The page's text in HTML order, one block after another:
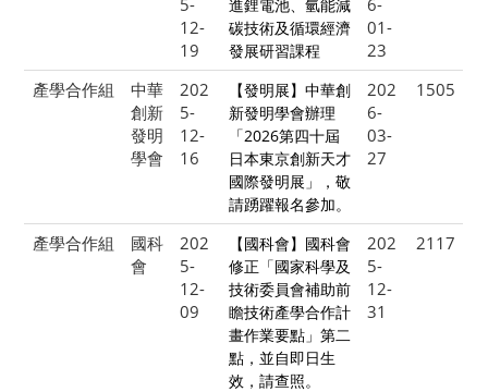
12-
19
進鋰電池、氫能減
碳技術及循環經濟
發展研習課程
01-
23
產學合作組
中華
創新
發明
學會
202
5-
12-
16
【發明展】中華創
新發明學會辦理
「2026第四十屆
日本東京創新天才
國際發明展」，敬
請踴躍報名參加。
202
6-
03-
27
1505
產學合作組
國科
會
202
5-
12-
09
【國科會】國科會
修正「國家科學及
技術委員會補助前
瞻技術產學合作計
畫作業要點」第二
點，並自即日生
效，請查照。
202
5-
12-
31
2117